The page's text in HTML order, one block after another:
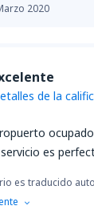
2020
de la
es
es traducido